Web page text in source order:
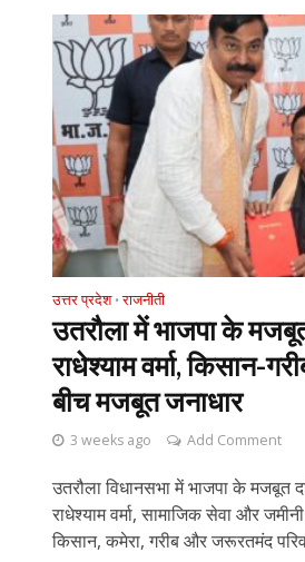
उत्तर प्रदेश • राजनीती
उतरौला में भाजपा के
राधेश्याम वर्मा, किसान-
बीच मजबूत जनाधार
3 weeks ago Add Comment
उतरौला विधानसभा में भाजपा के मजबूत
राधेश्याम वर्मा, सामाजिक सेवा और
किसान, कमेरा, गरीब और जरूरतमंद